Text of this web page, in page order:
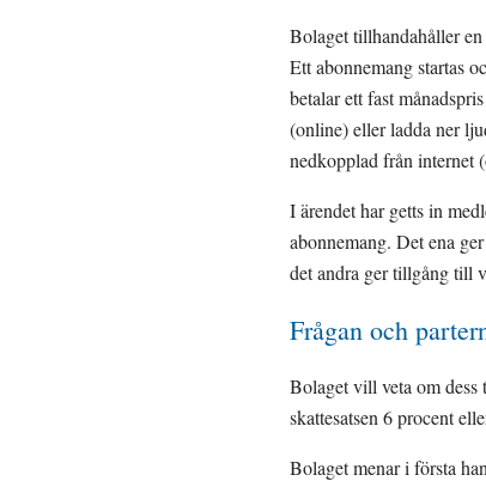
Bolaget tillhandahåller
Ett abonnemang startas
betalar ett fast
(online) eller ladda ner
nedkopplad från internet
I ärendet har getts in
abonnemang. Det ena
det andra ger tillgång till
Frågan och
Bolaget vill veta om
skattesatsen 6 procent
Bolaget menar i första